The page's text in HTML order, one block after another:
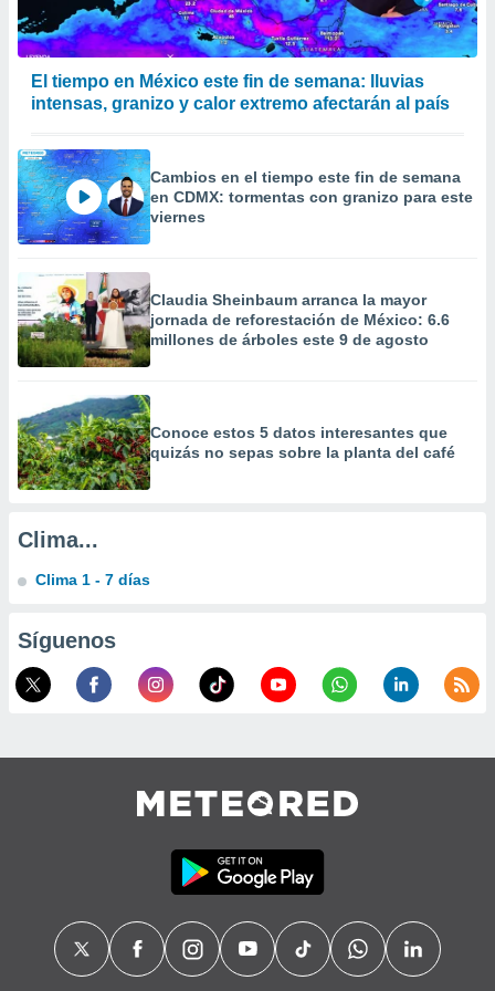
e
mediante
publicidad
publicidad
de
1199
El tiempo en México este fin de semana: lluvias
intensas, granizo y calor extremo afectarán al país
Cambios en el tiempo este fin de semana
en CDMX: tormentas con granizo para este
viernes
Claudia Sheinbaum arranca la mayor
jornada de reforestación de México: 6.6
millones de árboles este 9 de agosto
Conoce estos 5 datos interesantes que
quizás no sepas sobre la planta del café
Clima...
Clima 1 - 7 días
Síguenos